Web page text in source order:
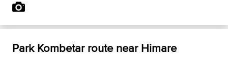
Park Kombetar route near Himare